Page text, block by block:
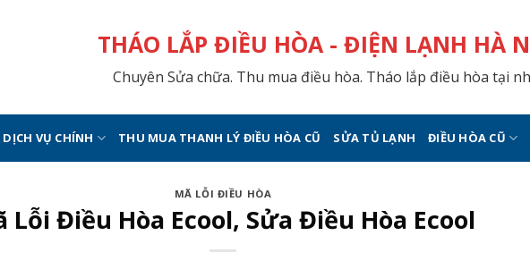
THÁO LẮP ĐIỀU HÒA - ĐIỆN LẠNH HÀ
Chuyên Sửa chữa. Thu mua điều hòa. Tháo lắp điều hòa tại
DỊCH VỤ CHÍNH THU MUA THANH LÝ ĐIỀU HÒA CŨ SỬA TỦ LẠNH ĐIỀU HÒA CŨ
MÃ LỖI ĐIỀU HÒA
Lỗi Điều Hòa Ecool, Sửa Điều Hòa Ecool